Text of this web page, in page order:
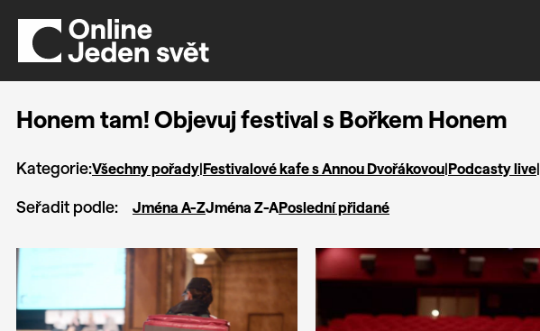
Honem tam! Objevuj festival s Bořkem Honem
Kategorie:Všechny pořady|Festivalové kafe s Annou Dvořákovou|Podcasty live|
Seřadit podle: Jména A-ZJména Z-APoslední přidané